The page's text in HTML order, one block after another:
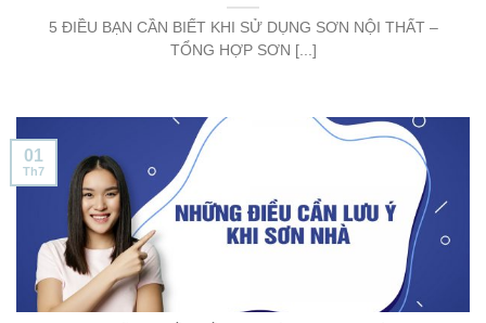
5 ĐIỀU BẠN CẦN BIẾT KHI SỬ DỤNG SƠN NỘI THẤT –
TỔNG HỢP SƠN [...]
01
Th7